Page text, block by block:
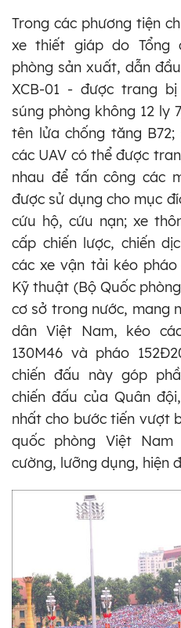
Trong các phương tiện
xe thiết giáp do Tổng
phòng sản xuất, dẫn
XCB-01 - được trang
súng phòng không 12 ly
tên lửa chống tăng
các UAV có thể được
nhau để tấn công các
được sử dụng cho mục
cứu hộ, cứu nạn; xe
cấp chiến lược, chiến
các xe vận tải kéo
Kỹ thuật (Bộ Quốc
cơ sở trong nước, mang
dân Việt Nam, kéo
130M46 và pháo
chiến đấu này góp
chiến đấu của Quân
nhất cho bước tiến vượt
quốc phòng Việt
cường, lưỡng dụng, hiện